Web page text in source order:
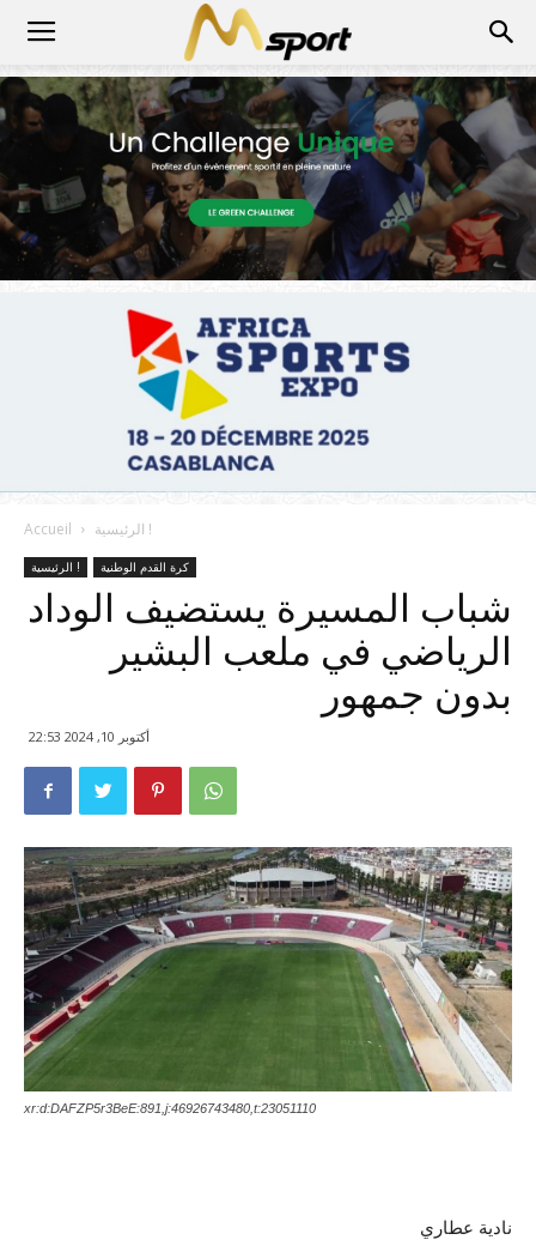
Accueil الرئيسية !
الرئيسية ! كرة القدم الوطنية
شباب المسيرة يستضيف الوداد
الرياضي في ملعب البشير
بدون جمهور
أكتوبر 10, 2024 22:53
xr:d:DAFZP5r3BeE:891,j:46926743480,t:23051110
نادية عطاري